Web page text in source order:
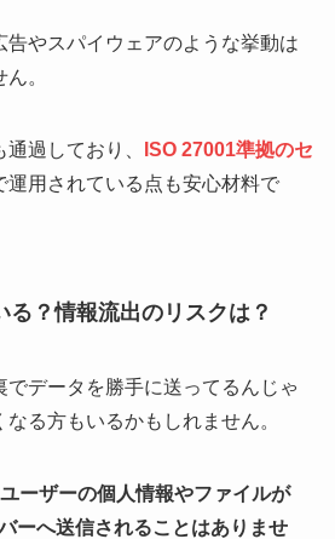
告やスパイウェアのような挙動は
。
過しており、
ISO 27001準拠のセ
運用されている点も安心材料で
る？情報流出のリスクは？
でデータを勝手に送ってるんじゃ
る方もいるかもしれません。
ユーザーの個人情報やファイルが
ーへ送信されることはありませ